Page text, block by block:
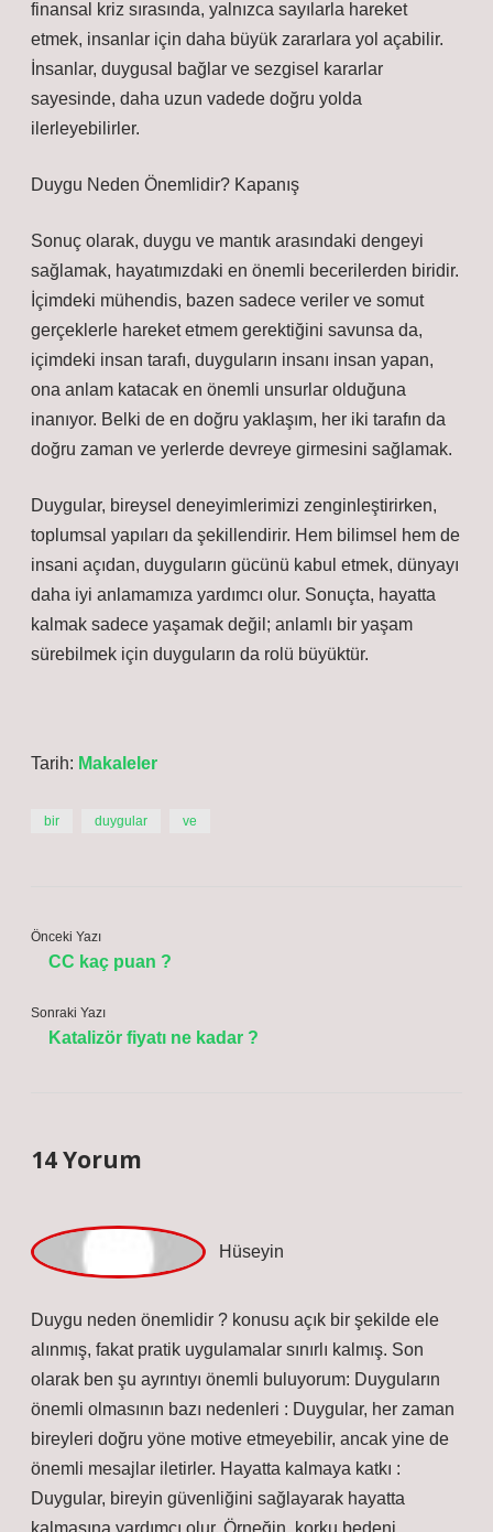
finansal kriz sırasında, yalnızca sayılarla hareket
etmek, insanlar için daha büyük zararlara yol açabilir.
İnsanlar, duygusal bağlar ve sezgisel kararlar
sayesinde, daha uzun vadede doğru yolda
ilerleyebilirler.
Duygu Neden Önemlidir? Kapanış
Sonuç olarak, duygu ve mantık arasındaki dengeyi
sağlamak, hayatımızdaki en önemli becerilerden biridir.
İçimdeki mühendis, bazen sadece veriler ve somut
gerçeklerle hareket etmem gerektiğini savunsa da,
içimdeki insan tarafı, duyguların insanı insan yapan,
ona anlam katacak en önemli unsurlar olduğuna
inanıyor. Belki de en doğru yaklaşım, her iki tarafın da
doğru zaman ve yerlerde devreye girmesini sağlamak.
Duygular, bireysel deneyimlerimizi zenginleştirirken,
toplumsal yapıları da şekillendirir. Hem bilimsel hem de
insani açıdan, duyguların gücünü kabul etmek, dünyayı
daha iyi anlamamıza yardımcı olur. Sonuçta, hayatta
kalmak sadece yaşamak değil; anlamlı bir yaşam
sürebilmek için duyguların da rolü büyüktür.
Tarih: Makaleler
bir duygular ve
Önceki Yazı
CC kaç puan ?
Sonraki Yazı
Katalizör fiyatı ne kadar ?
14 Yorum
Duygu neden önemlidir ? konusu açık bir şekilde ele
alınmış, fakat pratik uygulamalar sınırlı kalmış. Son
olarak ben şu ayrıntıyı önemli buluyorum: Duyguların
önemli olmasının bazı nedenleri : Duygular, her zaman
bireyleri doğru yöne motive etmeyebilir, ancak yine de
önemli mesajlar iletirler. Hayatta kalmaya katkı :